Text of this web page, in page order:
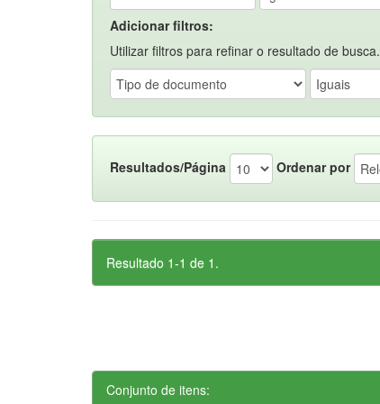
Adicionar filtros:
Utilizar filtros para refinar o resultado de busca.
Resultados/Página Ordenar por
Resultado 1-1 de 1.
Conjunto de itens: